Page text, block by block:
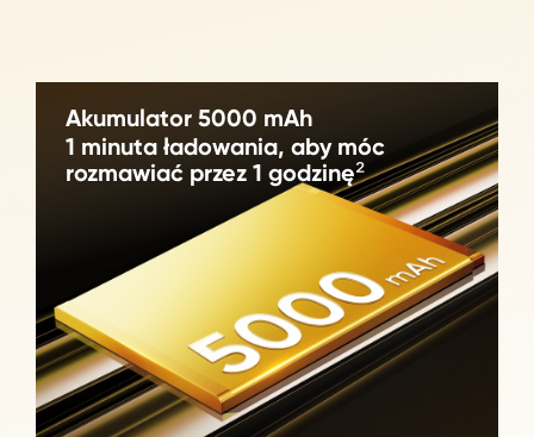
Akumulator 5000 mAh
1 minuta ładowania, aby móc
rozmawiać przez 1 godzinę²